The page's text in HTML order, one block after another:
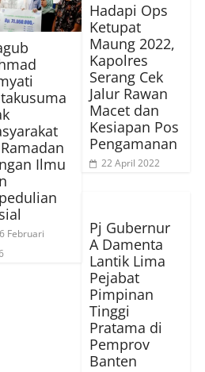
Ilmu
Februari
Hadapi Ops
Ketupat
Maung 2022,
Kapolres
Serang Cek
Jalur Rawan
Macet dan
Kesiapan Pos
Pengamanan
22 April 2022
Pj Gubernur
A Damenta
Lantik Lima
Pejabat
Pimpinan
Tinggi
Pratama di
Pemprov
Banten